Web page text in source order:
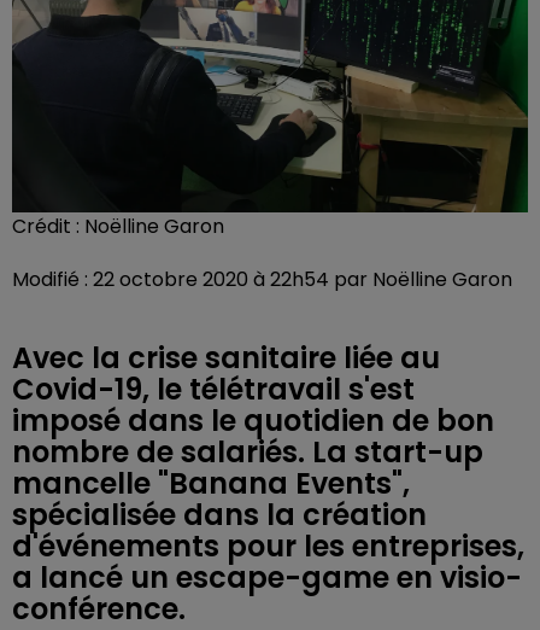
Crédit : Noëlline Garon
Modifié : 22 octobre 2020 à 22h54 par Noëlline Garon
Avec la crise sanitaire liée au
Covid-19, le télétravail s'est
imposé dans le quotidien de bon
nombre de salariés. La start-up
mancelle "Banana Events",
spécialisée dans la création
d'événements pour les entreprises,
a lancé un escape-game en visio-
conférence.